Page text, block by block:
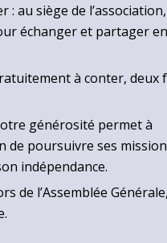
: au siège de
échanger et partager
à conter, deux
générosité permet à
de poursuivre ses
indépendance.
de l’Assemblée